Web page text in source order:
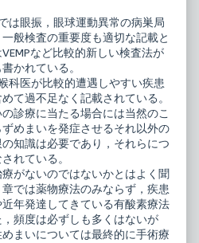
は眼振，眼球運動異常の病巣局
般検査の重要度も適切な記載と
など比較的新しい検査法が
かれている。
科医が比較的遭遇しやすい疾患
て過不足なく記載されている。
診療に当たる場合には当然のこ
めまいを発症させるそれ以外の
知識は必要であり，それらにつ
れている。
がないのではないかとはよく聞
では薬物療法のみならず，疾患
年発達してきている有酸素療法
頻度は必ずしも多くはないが
まいについては最終的に手術療